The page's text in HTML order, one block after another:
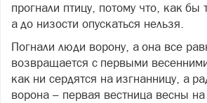
прогнали птицу, потому что, как бы
а до низости опускаться нельзя.
Погнали люди ворону, а она все
возвращается с первыми
как ни сердятся на изгнанницу, а
ворона – первая вестница весны